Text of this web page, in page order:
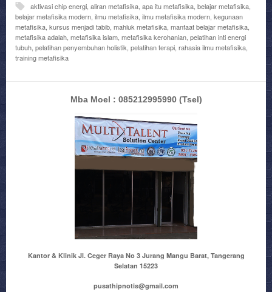
aktivasi chip energi aliran metafisika apa itu metafisika belajar metafisika
belajar metafisika modern ilmu metafisika ilmu metafisika modern kegunaan
metafisika kursus menjadi tabib mahluk metafisika manfaat belajar metafisika
metafisika adalah metafisika islam metafisika kerohanian pelatihan inti energi
tubuh pelatihan penyembuhan holistik pelatihan terapi rahasia ilmu metafisika
training metafisika
Mba Moel : 085212995990(Tsel)
Kantor & Klinik Jl. Ceger Raya No 3 Jurang Mangu Barat, Tangerang
Selatan 15223
pusathipnotis@gmail.com